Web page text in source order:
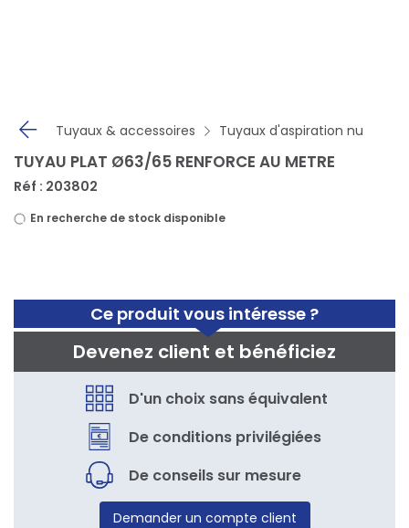
Tuyaux & accessoires Tuyaux d'aspiration nu
Ce produit vous intéresse ?
Devenez client et bénéficiez
D'un choix sans équivalent
De conditions privilégiées
De conseils sur mesure
Demander un compte client
TUYAU PLAT Ø63/65 RENFORCE AU METRE
Réf : 203802
En recherche de stock disponible